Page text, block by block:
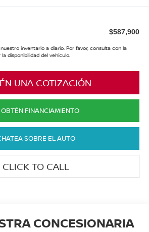
$587,900
inventario a diario. Por favor, consulta con la
disponibilidad del vehículo.
UNA COTIZACIÓN
OBTÉN FINANCIAMIENTO
SOBRE EL AUTO
CLICK TO CALL
CONCESIONARIA